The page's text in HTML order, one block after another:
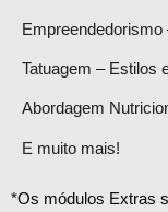
Tatuagem – Estilos
Abordagem
E muito mais!
*Os módulos Extras